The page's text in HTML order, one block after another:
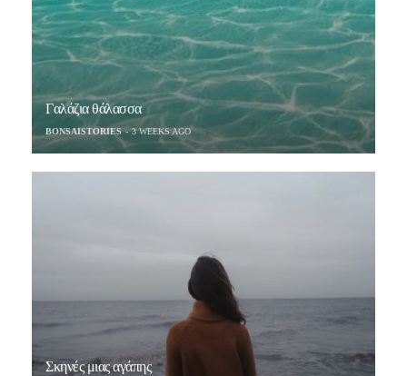
Γαλάζια θάλασσα
BONSAISTORIES 3 WEEKS AGO
Σκηνές μιας αγάπης